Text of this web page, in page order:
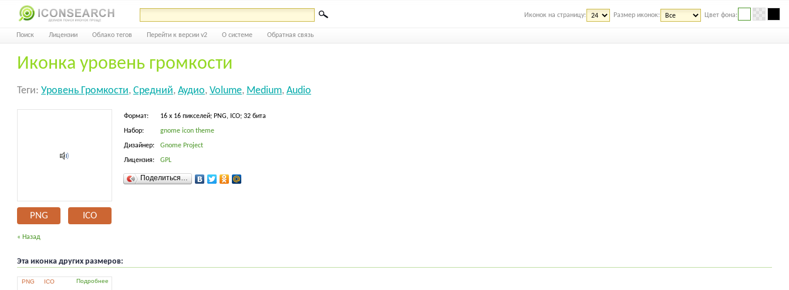
Иконок на страницу: Размер иконок: Цвет фона:
Поиск Лицензии Облако тегов Перейти к версии v2 О системе Обратная связь
Иконка уровень громкости
Теги: Уровень Громкости, Средний, Аудио, Volume, Medium, Audio
PNG ICO
Формат: 16 x 16 пикселей; PNG, ICO; 32 бита
Набор: gnome icon theme
Дизайнер: Gnome Project
Лицензия: GPL
Поделиться…
« Назад
Эта иконка других размеров:
PNG ICO Подробнее